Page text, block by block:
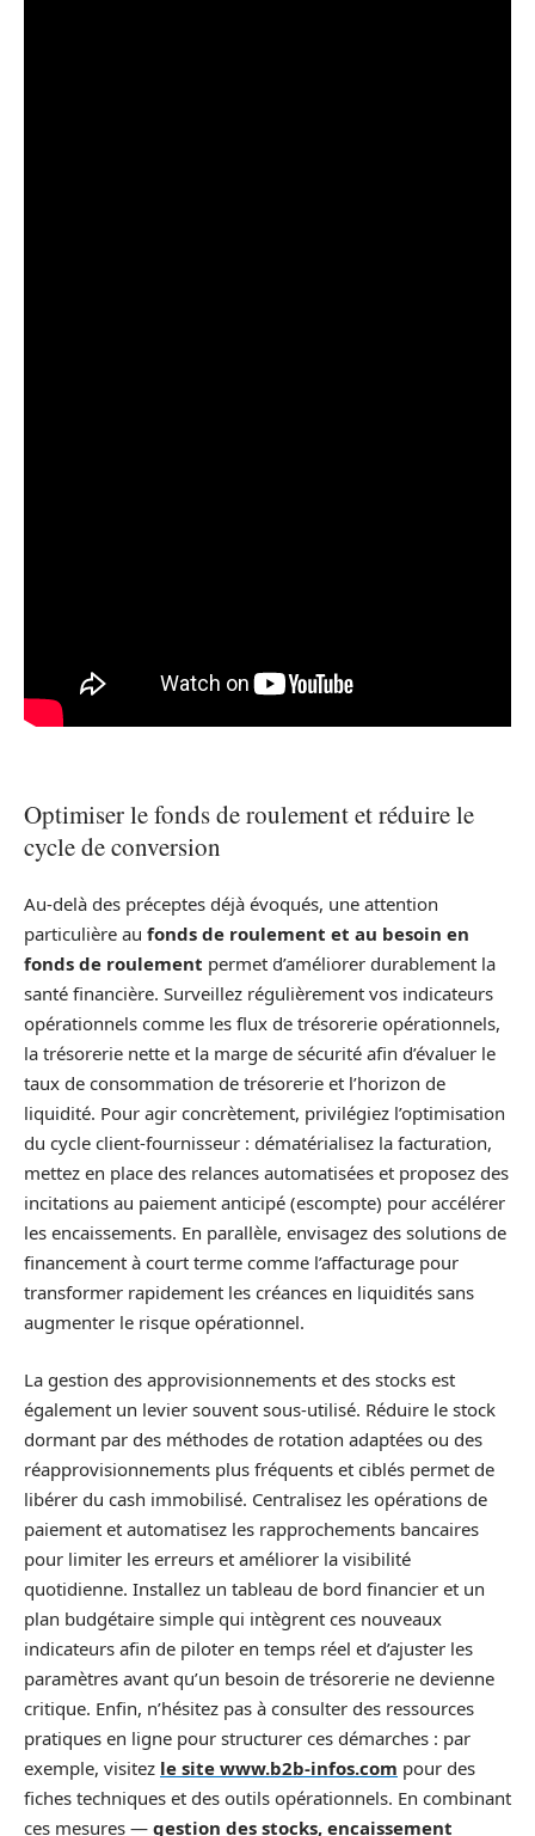
Optimiser le fonds de roulement et réduire le
cycle de conversion
Au-delà des préceptes déjà évoqués, une attention
particulière au fonds de roulement et au besoin en
fonds de roulement permet d’améliorer durablement la
santé financière. Surveillez régulièrement vos indicateurs
opérationnels comme les flux de trésorerie opérationnels,
la trésorerie nette et la marge de sécurité afin d’évaluer le
taux de consommation de trésorerie et l’horizon de
liquidité. Pour agir concrètement, privilégiez l’optimisation
du cycle client-fournisseur : dématérialisez la facturation,
mettez en place des relances automatisées et proposez des
incitations au paiement anticipé (escompte) pour accélérer
les encaissements. En parallèle, envisagez des solutions de
financement à court terme comme l’affacturage pour
transformer rapidement les créances en liquidités sans
augmenter le risque opérationnel.
La gestion des approvisionnements et des stocks est
également un levier souvent sous-utilisé. Réduire le stock
dormant par des méthodes de rotation adaptées ou des
réapprovisionnements plus fréquents et ciblés permet de
libérer du cash immobilisé. Centralisez les opérations de
paiement et automatisez les rapprochements bancaires
pour limiter les erreurs et améliorer la visibilité
quotidienne. Installez un tableau de bord financier et un
plan budgétaire simple qui intègrent ces nouveaux
indicateurs afin de piloter en temps réel et d’ajuster les
paramètres avant qu’un besoin de trésorerie ne devienne
critique. Enfin, n’hésitez pas à consulter des ressources
pratiques en ligne pour structurer ces démarches : par
exemple, visitez le site www.b2b-infos.com pour des
fiches techniques et des outils opérationnels. En combinant
ces mesures — gestion des stocks, encaissement